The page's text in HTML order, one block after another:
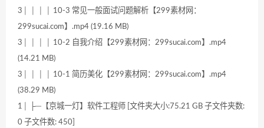
3│ │ │ │ 10-3 常见一般面试问题解析【299素材网：
299sucai.com】.mp4 (19.16 MB)
3│ │ │ │ 10-2 自我介绍【299素材网：299sucai.com】.mp4
(14.21 MB)
3│ │ │ │ 10-1 简历美化【299素材网：299sucai.com】.mp4
(38.29 MB)
1│ ├─【京城一灯】软件工程师 [文件夹大小:75.21 GB 子文件夹数:
0 子文件数: 450]